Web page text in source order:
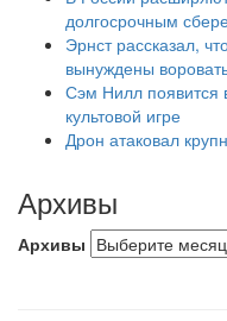
долгосрочным
Эрнст рассказал,
вынуждены
Сэм Нилл появится
культовой игре
Дрон атаковал
Архивы
Архивы